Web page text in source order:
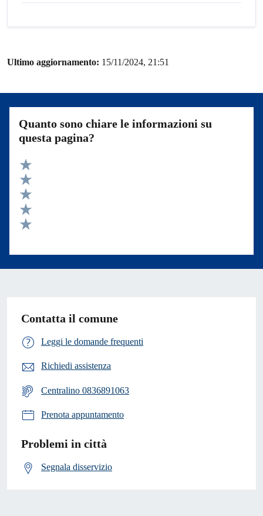
Ultimo aggiornamento: 15/11/2024, 21:51
Quanto sono chiare le informazioni su
questa pagina?
Valuta 5 stelle su 5
Valuta 4 stelle su 5
Valuta 3 stelle su 5
Valuta 2 stelle su 5
Contatta il comune
Leggi le domande frequenti
Richiedi assistenza
Centralino 0836891063
Prenota appuntamento
Problemi in città
Segnala disservizio